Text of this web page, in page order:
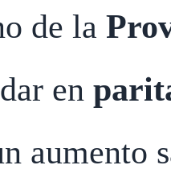
de la
en
aumento